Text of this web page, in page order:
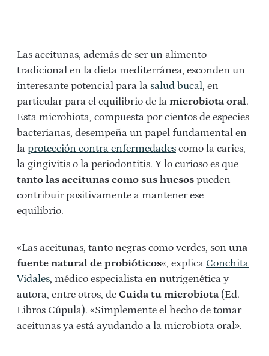
Las aceitunas, además de ser un alimento
tradicional en la dieta mediterránea, esconden un
interesante potencial para la salud bucal, en
particular para el equilibrio de la microbiota oral.
Esta microbiota, compuesta por cientos de especies
bacterianas, desempeña un papel fundamental en
la protección contra enfermedades como la caries,
la gingivitis o la periodontitis. Y lo curioso es que
tanto las aceitunas como sus huesos pueden
contribuir positivamente a mantener ese
equilibrio.
«Las aceitunas, tanto negras como verdes, son una
fuente natural de probióticos«, explica Conchita
Vidales, médico especialista en nutrigenética y
autora, entre otros, de Cuida tu microbiota (Ed.
Libros Cúpula). «Simplemente el hecho de tomar
aceitunas ya está ayudando a la microbiota oral».